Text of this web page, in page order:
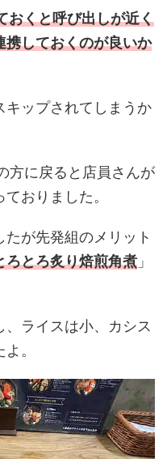
おくと呼び出しが近く
携しておくのが良いか
キップされてしまうか
方に戻ると店員さんが
おりました。
が先発組のメリット
ろとろ炙り焙煎角煮 」
ライスは小、カシス
。